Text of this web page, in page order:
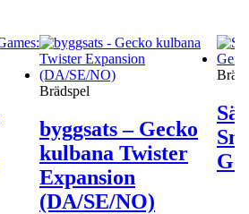
Brädspel
byggsats – Gecko
kulbana Twister
Expansion
(DA/SE/NO)